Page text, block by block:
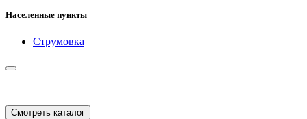
Населенные пункты
Струмовка
Смотреть каталог